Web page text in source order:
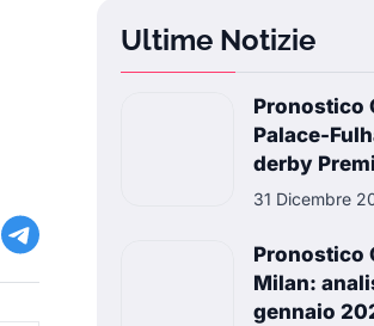
Ultime Notizie
Pronostico
Palace-
derby
31 Dicembre
Pronostico
Milan:
gennaio